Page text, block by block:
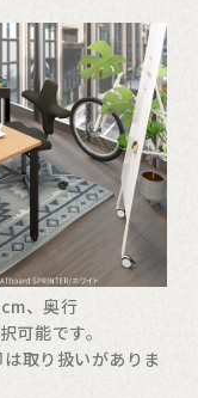
、奥行
能です。
取り扱いがありま